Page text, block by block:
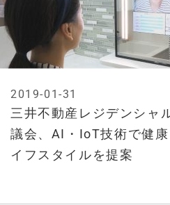
三井不動産レジデンシャ
議会、AI・IoT技術で健
イフスタイルを提案
2019-01-31